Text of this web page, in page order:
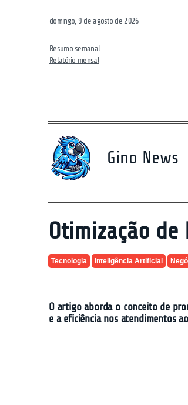
domingo, 9 de agosto de 2026
Resumo semanal
Relatório mensal
Gino News
Otimização
Tecnologia Inteligência Artificial
O artigo aborda o conceito de
e a eficiência nos atendimentos